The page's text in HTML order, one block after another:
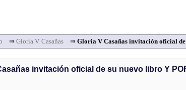
⇒ Gloria.V. Casañas ⇒ Gloria V Casañas invitación oficial
invitación oficial de su nuevo libro Y